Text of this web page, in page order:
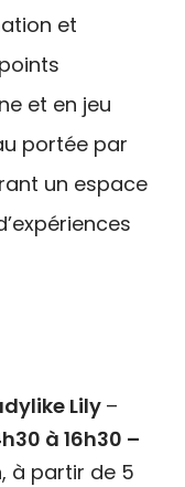
et
et en jeu
portée par
un espace
Lily–
à 16h30 –
à partir de 5